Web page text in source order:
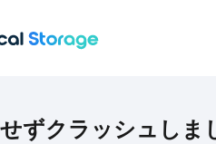
ずクラッシュしま